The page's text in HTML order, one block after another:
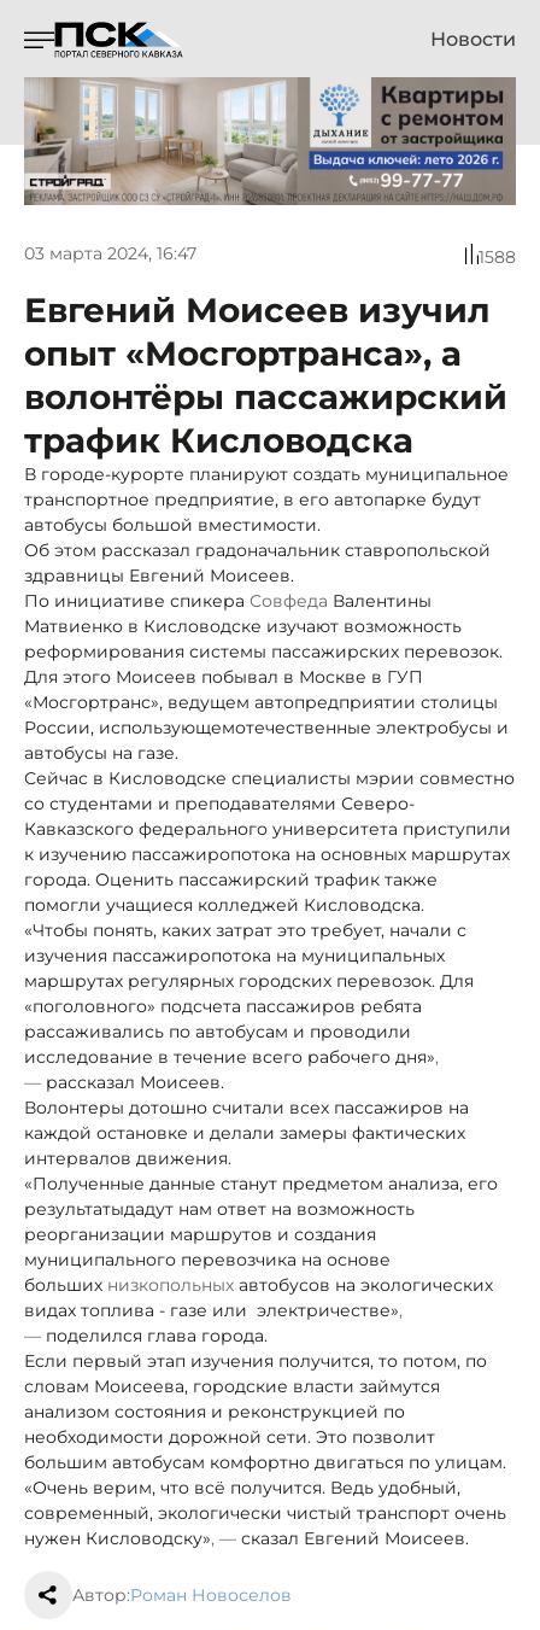
Новости
03 марта 2024, 16:47 1588
Евгений Моисеев изучил
опыт «Мосгортранса», а
волонтёры пассажирский
трафик Кисловодска
В городе-курорте планируют создать муниципальное
транспортное предприятие, в его автопарке будут
автобусы большой вместимости.
Об этом рассказал градоначальник ставропольской
здравницы Евгений Моисеев.
По инициативе спикера Совфеда Валентины
Матвиенко в Кисловодске изучают возможность
реформирования системы пассажирских перевозок.
Для этого Моисеев побывал в Москве в ГУП
«Мосгортранс», ведущем автопредприятии столицы
России, использующемотечественные электробусы и
автобусы на газе.
Сейчас в Кисловодске специалисты мэрии совместно
со студентами и преподавателями Северо-
Кавказского федерального университета приступили
к изучению пассажиропотока на основных маршрутах
города. Оценить пассажирский трафик также
помогли учащиеся колледжей Кисловодска.
«Чтобы понять, каких затрат это требует, начали с
изучения пассажиропотока на муниципальных
маршрутах регулярных городских перевозок. Для
«поголовного» подсчета пассажиров ребята
рассаживались по автобусам и проводили
исследование в течение всего рабочего дня»,
— рассказал Моисеев.
Волонтеры дотошно считали всех пассажиров на
каждой остановке и делали замеры фактических
интервалов движения.
«Полученные данные станут предметом анализа, его
результатыдадут нам ответ на возможность
реорганизации маршрутов и создания
муниципального перевозчика на основе
больших низкопольных автобусов на экологических
видах топлива - газе или электричестве»,
— поделился глава города.
Если первый этап изучения получится, то потом, по
словам Моисеева, городские власти займутся
анализом состояния и реконструкцией по
необходимости дорожной сети. Это позволит
большим автобусам комфортно двигаться по улицам.
«Очень верим, что всё получится. Ведь удобный,
современный, экологически чистый транспорт очень
нужен Кисловодску», — сказал Евгений Моисеев.
Автор:Роман Новоселов